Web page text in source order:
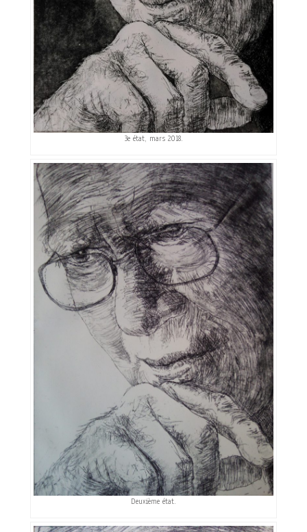
3e état, mars 2018.
Deuxième état.